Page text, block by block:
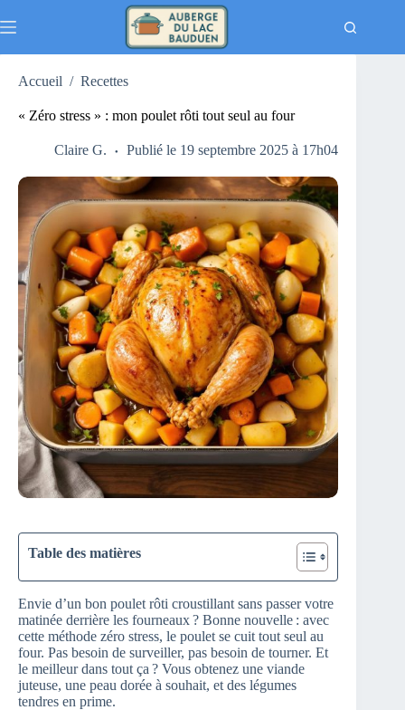
au
Accueil / Recettes
« Zéro stress » : mon poulet rôti tout seul au four
Claire G. Publié le 19 septembre 2025 à 17h04
Table des matières
Envie d’un bon poulet rôti croustillant sans passer votre
matinée derrière les fourneaux ? Bonne nouvelle : avec
cette méthode zéro stress, le poulet se cuit tout seul au
four. Pas besoin de surveiller, pas besoin de tourner. Et
le meilleur dans tout ça ? Vous obtenez une viande
juteuse, une peau dorée à souhait, et des légumes
tendres en prime.